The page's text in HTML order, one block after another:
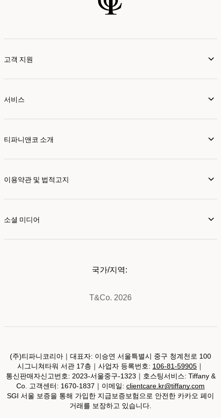
고객 지원
서비스
티파니앤코 소개
이용약관 및 법적고지
소셜 미디어
T&Co. 2026
국가/지역:
(주)티파니코리아｜대표자: 이승연 서울특별시 중구 청계천로 100
시그니쳐타워 서관 17층｜사업자 등록번호: 106-81-59905 ｜
통신판매자신고번호: 2023-서울중구-1323｜호스팅서비스: Tiffany &
Co. 고객센터: 1670-1837｜이메일: clientcare.kr@tiffany.com
SGI 서울 보증을 통해 가입한 지급보증보험으로 안전한 카카오 페이
거래를 보장하고 있습니다.